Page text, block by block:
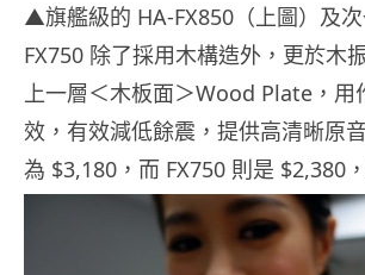
▲旗艦級的 HA-FX850（上圖）及
FX750 除了採用木構造外，更於木
上一層＜木板面＞Wood Plate，用
效，有效減低餘震，提供高清晰原
為 $3,180，而 FX750 則是 $2,380